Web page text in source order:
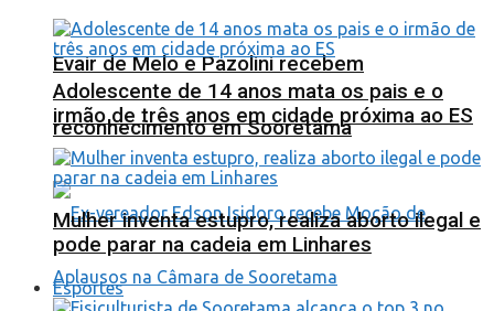
Evair de Melo e Pazolini recebem
reconhecimento em Sooretama
Adolescente de 14 anos mata os pais e o
irmão de três anos em cidade próxima ao ES
Mulher inventa estupro, realiza aborto ilegal e
pode parar na cadeia em Linhares
Esportes